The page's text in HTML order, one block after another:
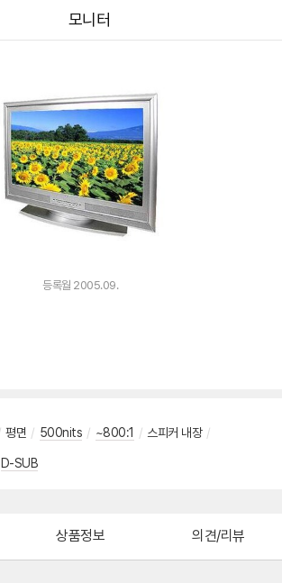
모니터
등록월 2005.09.
평면 / 500nits / ~800:1 / 스피커 내장 /
D-SUB
상품정보 의견/리뷰